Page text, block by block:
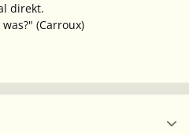
direkt.
(Carroux)